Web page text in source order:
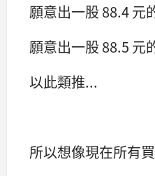
願意出一股 88.4 元
願意出一股 88.5 元
以此類推...
所以想像現在所有